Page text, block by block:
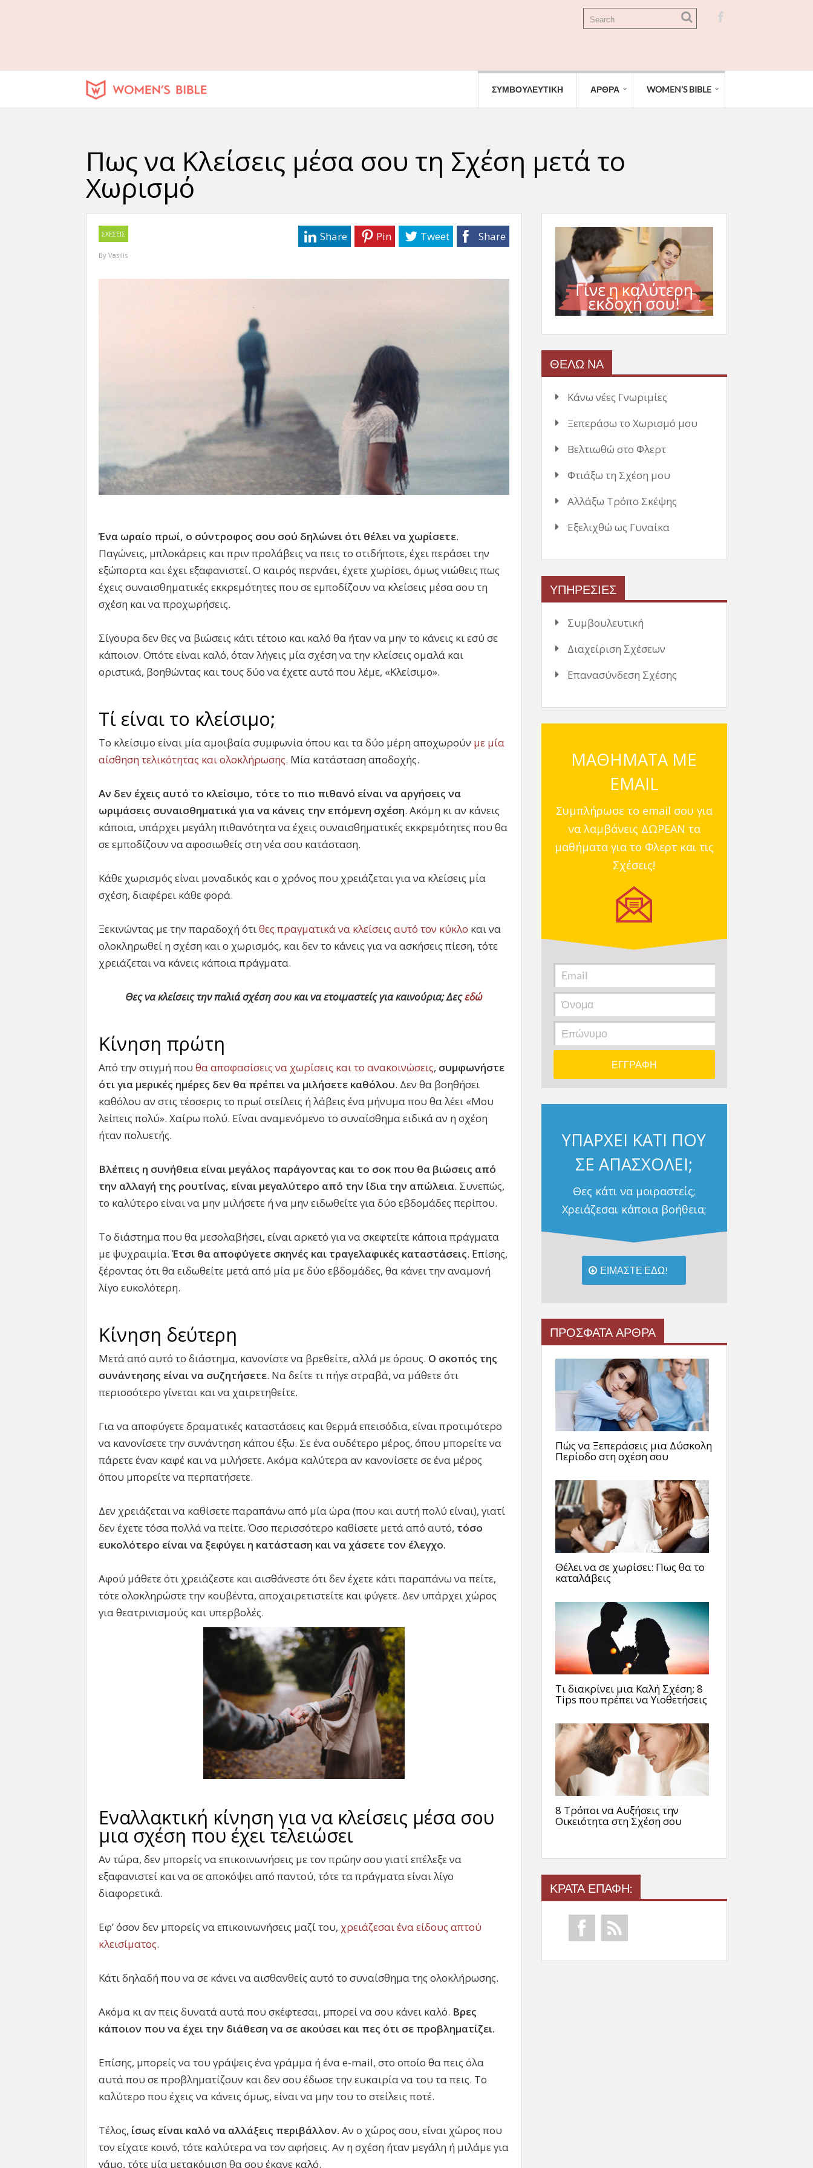
ΣΥΜΒΟΥΛΕΥΤΙΚΗ ΑΡΘΡΑ WOMEN’S BIBLE
Πως να Κλείσεις μέσα σου τη Σχέση μετά το
Χωρισμό
ΣΧΕΣΕΙΣ
By Vasilis
Share
Tweet
Pin
Share
Ένα ωραίο πρωί, ο σύντροφος σου σού δηλώνει ότι θέλει να χωρίσετε.
Παγώνεις, μπλοκάρεις και πριν προλάβεις να πεις το οτιδήποτε, έχει περάσει την
εξώπορτα και έχει εξαφανιστεί. Ο καιρός περνάει, έχετε χωρίσει, όμως νιώθεις πως
έχεις συναισθηματικές εκκρεμότητες που σε εμποδίζουν να κλείσεις μέσα σου τη
σχέση και να προχωρήσεις.
Σίγουρα δεν θες να βιώσεις κάτι τέτοιο και καλό θα ήταν να μην το κάνεις κι εσύ σε
κάποιον. Οπότε είναι καλό, όταν λήγεις μία σχέση να την κλείσεις ομαλά και
οριστικά, βοηθώντας και τους δύο να έχετε αυτό που λέμε, «Κλείσιμο».
Τί είναι το κλείσιμο;
Το κλείσιμο είναι μία αμοιβαία συμφωνία όπου και τα δύο μέρη αποχωρούν με μία
αίσθηση τελικότητας και ολοκλήρωσης. Μία κατάσταση αποδοχής.
Αν δεν έχεις αυτό το κλείσιμο, τότε το πιο πιθανό είναι να αργήσεις να
ωριμάσεις συναισθηματικά για να κάνεις την επόμενη σχέση. Ακόμη κι αν κάνεις
κάποια, υπάρχει μεγάλη πιθανότητα να έχεις συναισθηματικές εκκρεμότητες που θα
σε εμποδίζουν να αφοσιωθείς στη νέα σου κατάσταση.
Κάθε χωρισμός είναι μοναδικός και ο χρόνος που χρειάζεται για να κλείσεις μία
σχέση, διαφέρει κάθε φορά.
Ξεκινώντας με την παραδοχή ότιθες πραγματικά να κλείσεις αυτό τον κύκλο και να
ολοκληρωθεί η σχέση και ο χωρισμός, και δεν το κάνεις για να ασκήσεις πίεση, τότε
χρειάζεται να κάνεις κάποια πράγματα.
Θες να κλείσεις την παλιά σχέση σου και να ετοιμαστείς για καινούρια; Δεςεδώ
Κίνηση πρώτη
Από την στιγμή που θα αποφασίσεις να χωρίσεις και το ανακοινώσεις, συμφωνήστε
ότι για μερικές ημέρες δεν θα πρέπει να μιλήσετε καθόλου. Δεν θα βοηθήσει
καθόλου αν στις τέσσερις το πρωί στείλεις ή λάβεις ένα μήνυμα που θα λέει «Μου
λείπεις πολύ». Χαίρω πολύ. Είναι αναμενόμενο το συναίσθημα ειδικά αν η σχέση
ήταν πολυετής.
Βλέπεις η συνήθεια είναι μεγάλος παράγοντας και το σοκ που θα βιώσεις από
την αλλαγή της ρουτίνας, είναι μεγαλύτερο από την ίδια την απώλεια. Συνεπώς,
το καλύτερο είναι να μην μιλήσετε ή να μην ειδωθείτε για δύο εβδομάδες περίπου.
Το διάστημα που θα μεσολαβήσει, είναι αρκετό για να σκεφτείτε κάποια πράγματα
με ψυχραιμία.Έτσι θα αποφύγετε σκηνές και τραγελαφικές καταστάσεις. Επίσης,
ξέροντας ότι θα ειδωθείτε μετά από μία με δύο εβδομάδες, θα κάνει την αναμονή
λίγο ευκολότερη.
Κίνηση δεύτερη
Μετά από αυτό το διάστημα, κανονίστε να βρεθείτε, αλλά με όρους. Ο σκοπός της
συνάντησης είναι να συζητήσετε. Να δείτε τι πήγε στραβά, να μάθετε ότι
περισσότερο γίνεται και να χαιρετηθείτε.
Για να αποφύγετε δραματικές καταστάσεις και θερμά επεισόδια, είναι προτιμότερο
να κανονίσετε την συνάντηση κάπου έξω. Σε ένα ουδέτερο μέρος, όπου μπορείτε να
πάρετε έναν καφέ και να μιλήσετε. Ακόμα καλύτερα αν κανονίσετε σε ένα μέρος
όπου μπορείτε να περπατήσετε.
Δεν χρειάζεται να καθίσετε παραπάνω από μία ώρα (που και αυτή πολύ είναι), γιατί
δεν έχετε τόσα πολλά να πείτε. Όσο περισσότερο καθίσετε μετά από αυτό, τόσο
ευκολότερο είναι να ξεφύγει η κατάσταση και να χάσετε τον έλεγχο.
Αφού μάθετε ότι χρειάζεστε και αισθάνεστε ότι δεν έχετε κάτι παραπάνω να πείτε,
τότε ολοκληρώστε την κουβέντα, αποχαιρετιστείτε και φύγετε. Δεν υπάρχει χώρος
για θεατρινισμούς και υπερβολές.
Εναλλακτική κίνηση για να κλείσεις μέσα σου
μια σχέση που έχει τελειώσει
Αν τώρα, δεν μπορείς να επικοινωνήσεις με τον πρώην σου γιατί επέλεξε να
εξαφανιστεί και να σε αποκόψει από παντού, τότε τα πράγματα είναι λίγο
διαφορετικά.
Εφ’ όσον δεν μπορείς να επικοινωνήσεις μαζί του, χρειάζεσαι ένα είδους απτού
κλεισίματος.
Κάτι δηλαδή που να σε κάνει να αισθανθείς αυτό το συναίσθημα της ολοκλήρωσης.
Ακόμα κι αν πεις δυνατά αυτά που σκέφτεσαι, μπορεί να σου κάνει καλό. Βρες
κάποιον που να έχει την διάθεση να σε ακούσει και πες ότι σε προβληματίζει.
Επίσης, μπορείς να του γράψεις ένα γράμμα ή ένα e-mail, στο οποίο θα πεις όλα
αυτά που σε προβληματίζουν και δεν σου έδωσε την ευκαιρία να του τα πεις. Το
καλύτερο που έχεις να κάνεις όμως, είναι να μην του το στείλεις ποτέ.
Τέλος, ίσως είναι καλό να αλλάξεις περιβάλλον. Αν ο χώρος σου, είναι χώρος που
τον είχατε κοινό, τότε καλύτερα να τον αφήσεις. Αν η σχέση ήταν μεγάλη ή μιλάμε για
γάμο, τότε μία μετακόμιση θα σου έκανε καλό.
ΘΕΛΩ ΝΑ
Κάνω νέες Γνωριμίες
Ξεπεράσω το Χωρισμό μου
Βελτιωθώ στο Φλερτ
Φτιάξω τη Σχέση μου
Αλλάξω Τρόπο Σκέψης
Εξελιχθώ ως Γυναίκα
ΥΠΗΡΕΣΙΕΣ
Συμβουλευτική
Διαχείριση Σχέσεων
Επανασύνδεση Σχέσης
ΜΑΘΗΜΑΤΑ ΜΕ
EMAIL
Συμπλήρωσε το email σου για
να λαμβάνεις ΔΩΡΕΑΝ τα
μαθήματα για το Φλερτ και τις
Σχέσεις!
ΥΠΑΡΧΕΙ ΚΑΤΙ ΠΟΥ
ΣΕ ΑΠΑΣΧΟΛΕΙ;
Θες κάτι να μοιραστείς;
Χρειάζεσαι κάποια βοήθεια;
ΕΙΜΑΣΤΕ ΕΔΩ!
ΠΡΟΣΦΑΤΑ ΑΡΘΡΑ
Πώς να Ξεπεράσεις μια Δύσκολη
Περίοδο στη σχέση σου
Θέλει να σε χωρίσει: Πως θα το
καταλάβεις
Τι διακρίνει μια Καλή Σχέση; 8
Tips που πρέπει να Υιοθετήσεις
8 Τρόποι να Αυξήσεις την
Οικειότητα στη Σχέση σου
ΚΡΑΤΑ ΕΠΑΦΗ: